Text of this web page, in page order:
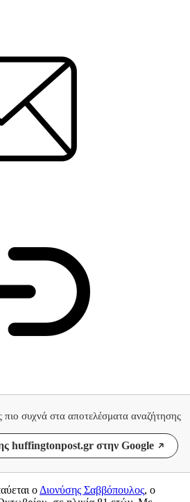
πιο συχνά στα αποτελέσματα αναζήτησης
huffingtonpost.gr στην Google
ο Διονύσης Σαββόπουλος, ο